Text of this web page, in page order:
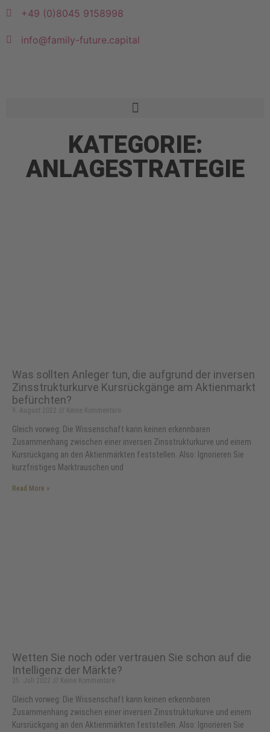
+49 (0)8045 9158998
info@family-future.capital
KATEGORIE:
ANLAGESTRATEGIE
Was sollten Anleger tun, die aufgrund der inversen
Zinsstrukturkurve Kursrückgänge am Aktienmarkt
befürchten?
9. August 2022 Keine Kommentare
Gleich vorweg: Die Wissenschaft kann keinen erkennbaren
Zusammenhang zwischen einer inversen Zinsstrukturkurve und einem
Kursrückgang an den Aktienmärkten feststellen. Also: Ignorieren Sie
kurzfristiges Marktrauschen und
Read More »
Wetten Sie noch oder vertrauen Sie schon auf die
Intelligenz der Märkte?
25. Juli 2022 Keine Kommentare
Gleich vorweg: Die Wissenschaft kann keinen erkennbaren
Zusammenhang zwischen einer inversen Zinsstrukturkurve und einem
Kursrückgang an den Aktienmärkten feststellen. Also: Ignorieren Sie